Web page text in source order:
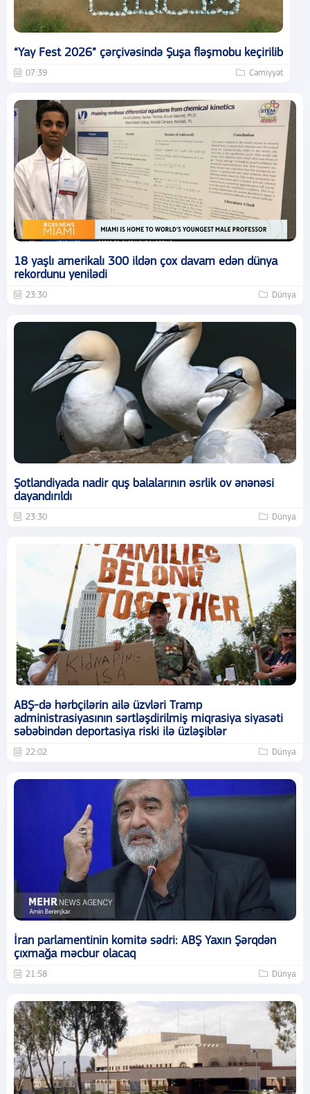
“Yay Fest 2026” çərçivəsində Şuşa fləşmobu keçirilib
07:39 Cəmiyyət
18 yaşlı amerikalı 300 ildən çox davam edən dünya
rekordunu yenilədi
23:30 Dünya
Şotlandiyada nadir quş balalarının əsrlik ov ənənəsi
dayandırıldı
23:30 Dünya
ABŞ-də hərbçilərin ailə üzvləri Tramp
administrasiyasının sərtləşdirilmiş miqrasiya siyasəti
səbəbindən deportasiya riski ilə üzləşiblər
22:02 Dünya
İran parlamentinin komitə sədri: ABŞ Yaxın Şərqdən
çıxmağa məcbur olacaq
21:58 Dünya